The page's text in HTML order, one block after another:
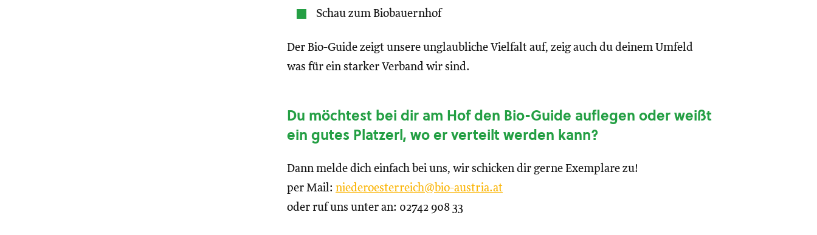
Schau zum Biobauernhof
Der Bio-Guide zeigt unsere unglaubliche Vielfalt auf, zeig auch du deinem Umfeld
was für ein starker Verband wir sind.
Du möchtest bei dir am Hof den Bio-Guide auflegen oder weißt
ein gutes Platzerl, wo er verteilt werden kann?
Dann melde dich einfach bei uns, wir schicken dir gerne Exemplare zu!
per Mail: niederoesterreich@bio-austria.at
oder ruf uns unter an: 02742 908 33